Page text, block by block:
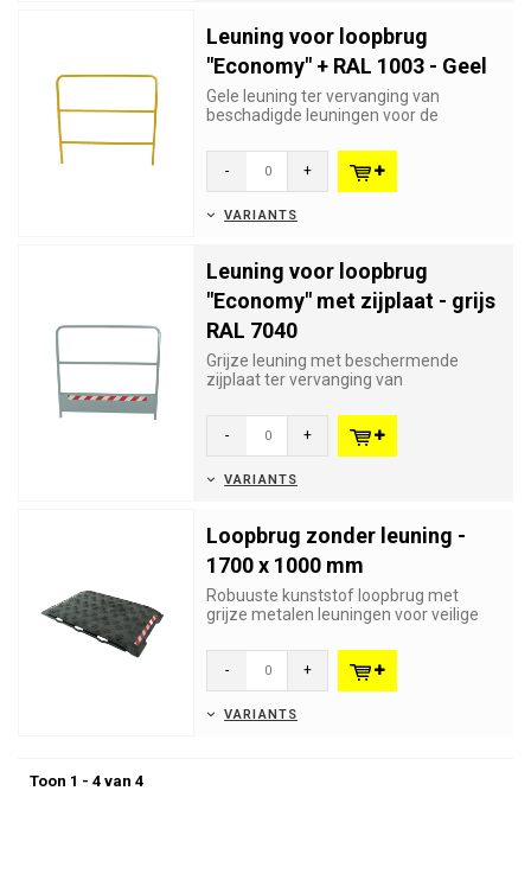
Leuning voor loopbrug
"Economy" + RAL 1003 - Geel
Gele leuning ter vervanging van
beschadigde leuningen voor de
v...
- +
VARIANTS
Leuning voor loopbrug
"Economy" met zijplaat - grijs
RAL 7040
Grijze leuning met beschermende
zijplaat ter vervanging van
loopbrug ...
- +
VARIANTS
Loopbrug zonder leuning -
1700 x 1000 mm
Robuuste kunststof loopbrug met
grijze metalen leuningen voor veilige
- +
VARIANTS
Toon 1 - 4 van 4